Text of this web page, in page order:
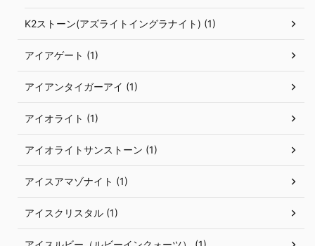
K2ストーン(アズライトイングラナイト) (1)
アイアゲート (1)
アイアンタイガーアイ (1)
アイオライト (1)
アイオライトサンストーン (1)
アイスアマゾナイト (1)
アイスクリスタル (1)